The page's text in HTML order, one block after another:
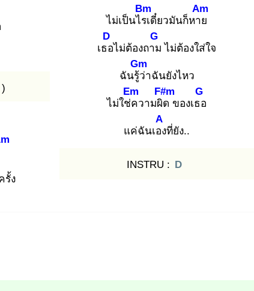
รั้ง
ไม่เป็นไรเ
Bm
ดี๋ยวมันก็หาย
Am
เธอ
D
ไม่ต้องถาม
G
ไม่ต้องใส่ใจ
ฉันรู้ว่
Gm
าฉันยังไหว
ไม่ใช่ค
Em
วามผิด
F#m
ของเธอ
G
แค่ฉันเอง
A
ที่ยัง..
INSTRU : D